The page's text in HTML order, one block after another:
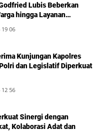
Lubis Beberkan
hingga Layanan
19 06
Kunjungan Kapolres
dan Legislatif Diperkuat
12 56
Sinergi dengan
Kolaborasi Adat dan